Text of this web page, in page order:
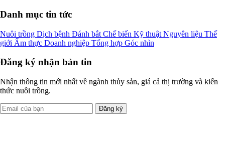
Danh mục tin tức
Nuôi trồng Dịch bệnh Đánh bắt Chế biến Kỹ thuật Nguyên liệu Thế
giới Ẩm thực Doanh nghiệp Tổng hợp Góc nhìn
Đăng ký nhận bản tin
Nhận thông tin mới nhất về ngành thủy sản, giá cả thị trường và kiến
thức nuôi trồng.
Đăng ký